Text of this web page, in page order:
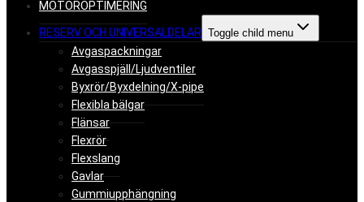
MOTOROPTIMERING
RESERV OCH UNIVERSALDELAR Toggle child menu
Avgaspackningar
Avgasspjäll/Ljudventiler
Byxrör/Byxdelning/X-pipe
Flexibla bälgar
Flänsar
Flexrör
Flexslang
Gavlar
Gummiupphängning